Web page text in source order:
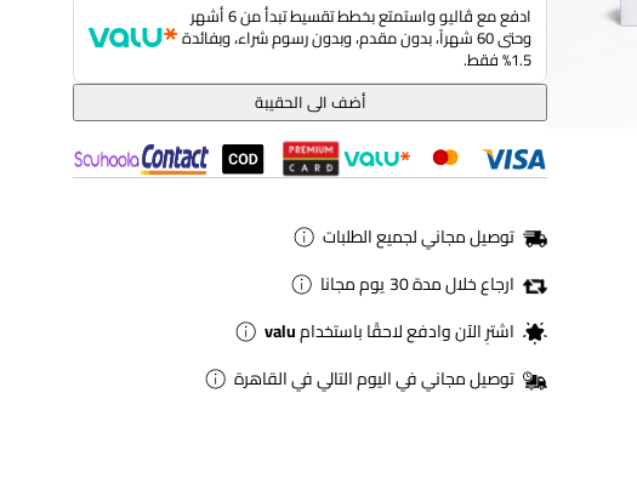
ادفع مع ڤاليو واستمتع بخطط تقسيط تبدأ من 6 أشهر
وحتى 60 شهراً، بدون مقدم، وبدون رسوم شراء، وبفائدة
1.5% فقط.
أضف الى الحقيبة
توصيل مجاني لجميع الطلبات
ارجاع خلال مدة 30 يوم مجانا
اشترِ الآن وادفع لاحقًا باستخدامvalu
توصيل مجاني في اليوم التالي في القاهرة